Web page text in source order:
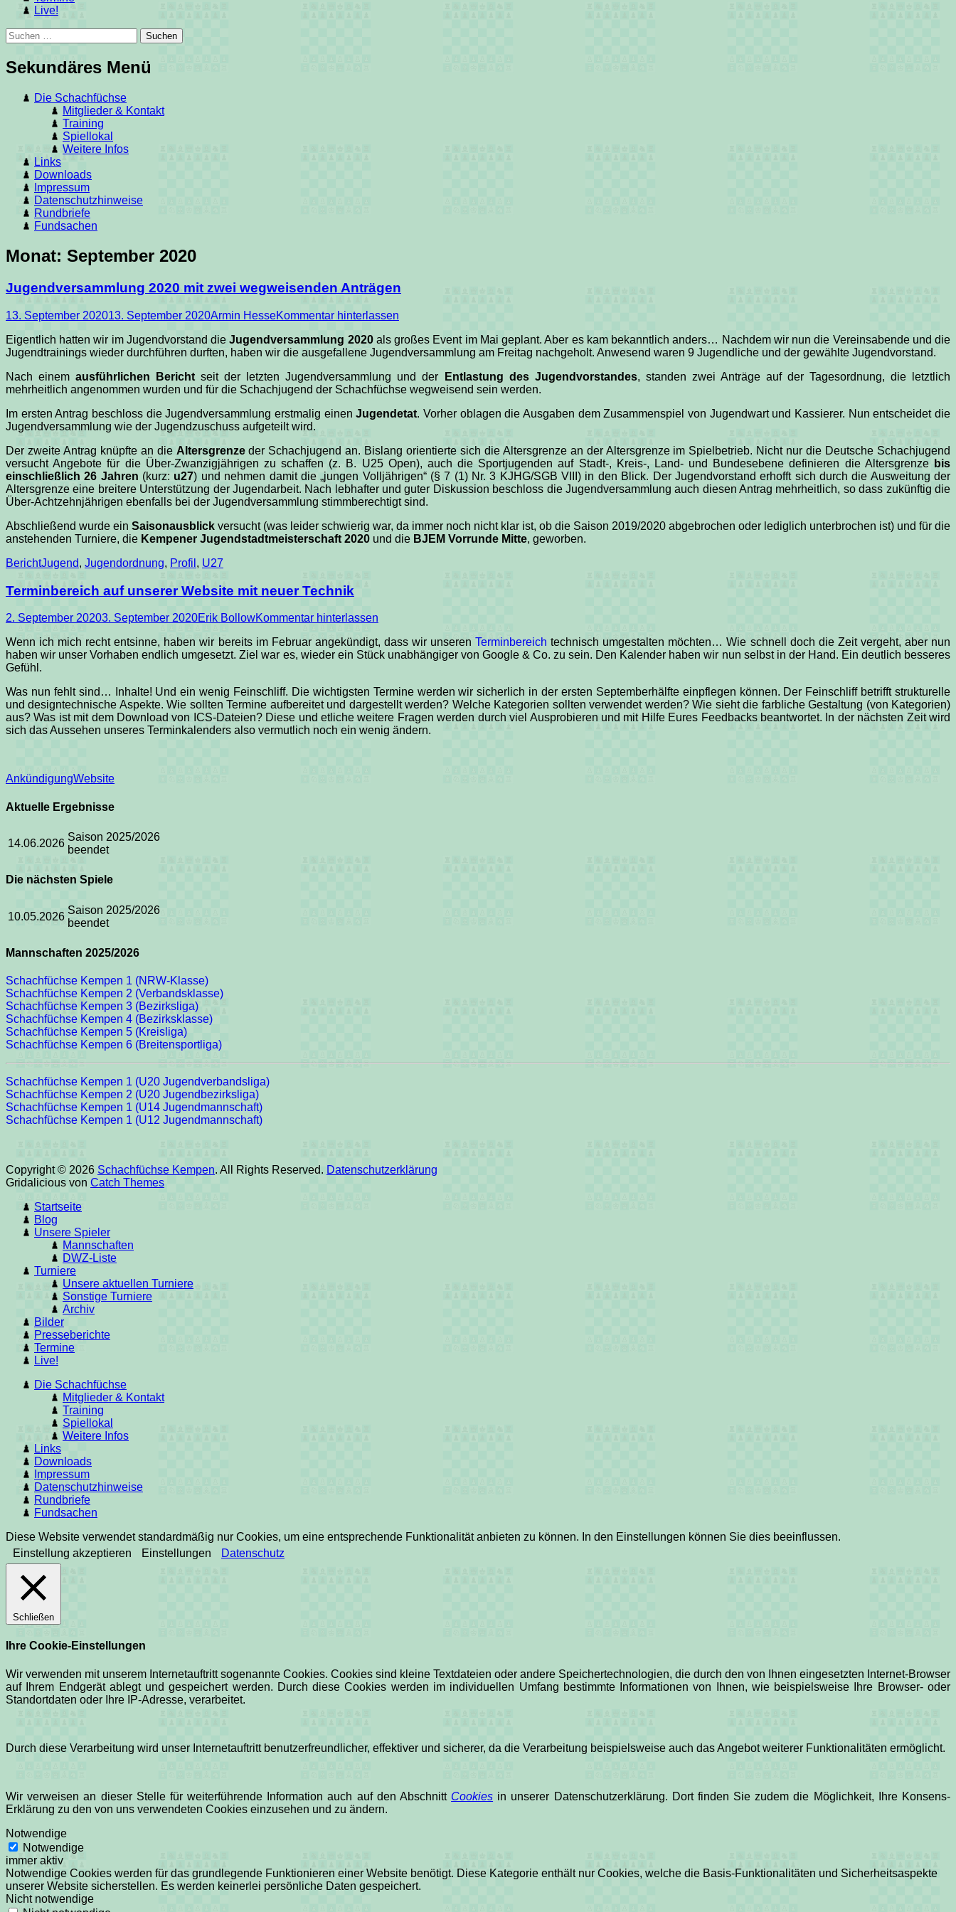
Live!
Suchen
Suchen
nach:
Sekundäres Menü
Zum
Die Schachfüchse
Mitglieder & Kontakt
Training
Spiellokal
Weitere Infos
Links
Downloads
Impressum
Datenschutzhinweise
Rundbriefe
Fundsachen
Monat: September 2020
Jugendversammlung 2020 mit zwei wegweisenden Anträgen
Posted
13. September 202013. September 2020Autor
Armin HesseKommentar hinterlassen
Eigentlich hatten wir im Jugendvorstand dieJugendversammlung 2020als großes Event im Mai geplant. Aber es kam bekanntlich anders… Nachdem wir nun die Vereinsabende und die
Jugendtrainings wieder durchführen durften, haben wir die ausgefallene Jugendversammlung am Freitag nachgeholt. Anwesend waren 9 Jugendliche und der gewählte Jugendvorstand.
Nach einemausführlichen Bericht seit der letzten Jugendversammlung und der Entlastung des Jugendvorstandes, standen zwei Anträge auf der Tagesordnung, die letztlich
mehrheitlich angenommen wurden und für die Schachjugend der Schachfüchse wegweisend sein werden.
Im ersten Antrag beschloss die Jugendversammlung erstmalig einenJugendetat. Vorher oblagen die Ausgaben dem Zusammenspiel von Jugendwart und Kassierer. Nun entscheidet die
Jugendversammlung wie der Jugendzuschuss aufgeteilt wird.
Der zweite Antrag knüpfte an die Altersgrenzeder Schachjugend an. Bislang orientierte sich die Altersgrenze an der Altersgrenze im Spielbetrieb. Nicht nur die Deutsche Schachjugend
versucht Angebote für die Über-Zwanzigjährigen zu schaffen (z. B. U25 Open), auch die Sportjugenden auf Stadt-, Kreis-, Land- und Bundesebene definieren die Altersgrenze bis
einschließlich 26 Jahren (kurz: u27) und nehmen damit die „jungen Volljährigen“ (§ 7 (1) Nr. 3 KJHG/SGB VIII) in den Blick. Der Jugendvorstand erhofft sich durch die Ausweitung der
Altersgrenze eine breitere Unterstützung der Jugendarbeit. Nach lebhafter und guter Diskussion beschloss die Jugendversammlung auch diesen Antrag mehrheitlich, so dass zukünftig die
Über-Achtzehnjährigen ebenfalls bei der Jugendversammlung stimmberechtigt sind.
Abschließend wurde ein Saisonausblick versucht (was leider schwierig war, da immer noch nicht klar ist, ob die Saison 2019/2020 abgebrochen oder lediglich unterbrochen ist) und für die
anstehenden Turniere, die Kempener Jugendstadtmeisterschaft 2020 und die BJEM Vorrunde Mitte, geworben.
Kategorien
BerichtSchlagworte
Jugend, Jugendordnung, Profil , U27
Terminbereich auf unserer Website mit neuer Technik
Posted
2. September 20203. September 2020Autor
Erik BollowKommentar hinterlassen
Wenn ich mich recht entsinne, haben wir bereits im Februar angekündigt, dass wir unserenTerminbereich technisch umgestalten möchten… Wie schnell doch die Zeit vergeht, aber nun
haben wir unser Vorhaben endlich umgesetzt. Ziel war es, wieder ein Stück unabhängiger von Google & Co. zu sein. Den Kalender haben wir nun selbst in der Hand. Ein deutlich besseres
Gefühl.
Was nun fehlt sind… Inhalte! Und ein wenig Feinschliff. Die wichtigsten Termine werden wir sicherlich in der ersten Septemberhälfte einpflegen können. Der Feinschliff betrifft strukturelle
und designtechnische Aspekte. Wie sollten Termine aufbereitet und dargestellt werden? Welche Kategorien sollten verwendet werden? Wie sieht die farbliche Gestaltung (von Kategorien)
aus? Was ist mit dem Download von ICS-Dateien? Diese und etliche weitere Fragen werden durch viel Ausprobieren und mit Hilfe Eures Feedbacks beantwortet. In der nächsten Zeit wird
sich das Aussehen unseres Terminkalenders also vermutlich noch ein wenig ändern.
Kategorien
AnkündigungSchlagworte
Website
Aktuelle Ergebnisse
14.06.2026
Saison 2025/2026
beendet
Die nächsten Spiele
10.05.2026
Saison 2025/2026
beendet
Mannschaften 2025/2026
Schachfüchse Kempen 1 (NRW-Klasse)
Schachfüchse Kempen 2 (Verbandsklasse)
Schachfüchse Kempen 3 (Bezirksliga)
Schachfüchse Kempen 4 (Bezirksklasse)
Schachfüchse Kempen 5 (Kreisliga)
Schachfüchse Kempen 6 (Breitensportliga)
Schachfüchse Kempen 1 (U20 Jugendverbandsliga)
Schachfüchse Kempen 2 (U20 Jugendbezirksliga)
Schachfüchse Kempen 1 (U14 Jugendmannschaft)
Schachfüchse Kempen 1 (U12 Jugendmannschaft)
Copyright © 2026 Schachfüchse Kempen. All Rights Reserved. Datenschutzerklärung
Gridalicious von Catch Themes
oben
scrollen
Startseite
Blog
Unsere Spieler
Mannschaften
DWZ-Liste
Turniere
Unsere aktuellen Turniere
Sonstige Turniere
Archiv
Bilder
Presseberichte
Termine
Live!
Die Schachfüchse
Mitglieder & Kontakt
Training
Spiellokal
Weitere Infos
Links
Downloads
Impressum
Datenschutzhinweise
Rundbriefe
Fundsachen
Diese Website verwendet standardmäßig nur Cookies, um eine entsprechende Funktionalität anbieten zu können. In den Einstellungen können Sie dies beeinflussen.
Einstellung akzeptieren
Einstellungen Datenschutz
Schließen
Ihre Cookie-Einstellungen
Wir verwenden mit unserem Internetauftritt sogenannte Cookies. Cookies sind kleine Textdateien oder andere Speichertechnologien, die durch den von Ihnen eingesetzten Internet-Browser
auf Ihrem Endgerät ablegt und gespeichert werden. Durch diese Cookies werden im individuellen Umfang bestimmte Informationen von Ihnen, wie beispielsweise Ihre Browser- oder
Standortdaten oder Ihre IP-Adresse, verarbeitet.
Durch diese Verarbeitung wird unser Internetauftritt benutzerfreundlicher, effektiver und sicherer, da die Verarbeitung beispielsweise auch das Angebot weiterer Funktionalitäten ermöglicht.
Wir verweisen an dieser Stelle für weiterführende Information auch auf den Abschnitt Cookies in unserer Datenschutzerklärung. Dort finden Sie zudem die Möglichkeit, Ihre Konsens-
Erklärung zu den von uns verwendeten Cookies einzusehen und zu ändern.
Notwendige
Notwendige
immer aktiv
Notwendige Cookies werden für das grundlegende Funktionieren einer Website benötigt. Diese Kategorie enthält nur Cookies, welche die Basis-Funktionalitäten und Sicherheitsaspekte
unserer Website sicherstellen. Es werden keinerlei persönliche Daten gespeichert.
Nicht notwendige